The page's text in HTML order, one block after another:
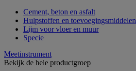
Cement, beton en asfalt
Hulpstoffen en toevoegingsmiddelen
Lijm voor vloer en muur
Specie
Meetinstrument
Bekijk de hele productgroep